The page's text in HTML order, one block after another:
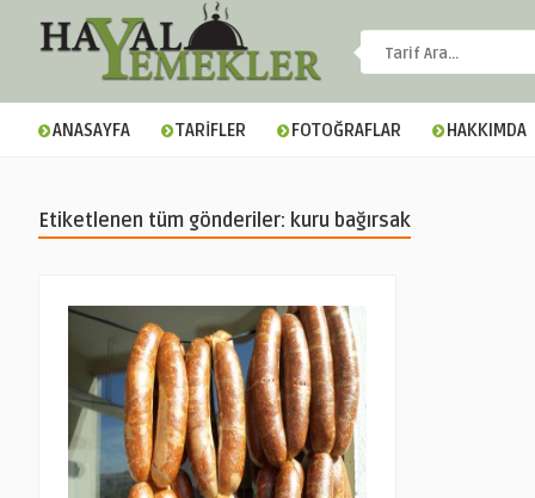
ANASAYFA TARİFLER FOTOĞRAFLAR HAKKIMDA
Etiketlenen tüm gönderiler: kuru bağırsak